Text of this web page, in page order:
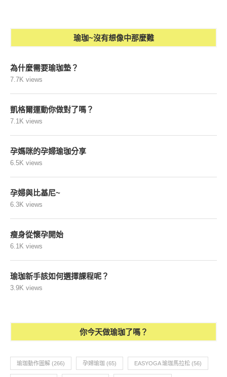
瑜珈~沒有想像中那麼難
為什麼需要瑜珈墊？
7.7K views
凱格爾運動你做對了嗎？
7.1K views
孕媽咪的孕婦瑜珈分享
6.5K views
孕婦與比基尼~
6.3K views
瘦身從懷孕開始
6.1K views
瑜珈新手該如何選擇課程呢？
3.9K views
你今天做瑜珈了嗎？
瑜珈動作圖解 (266) 孕婦瑜珈 (65) EASYOGA 瑜珈馬拉松 (56)